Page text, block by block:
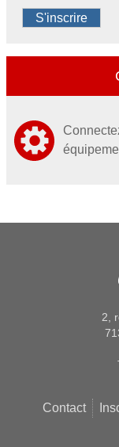
S'inscrire
2,
Contact